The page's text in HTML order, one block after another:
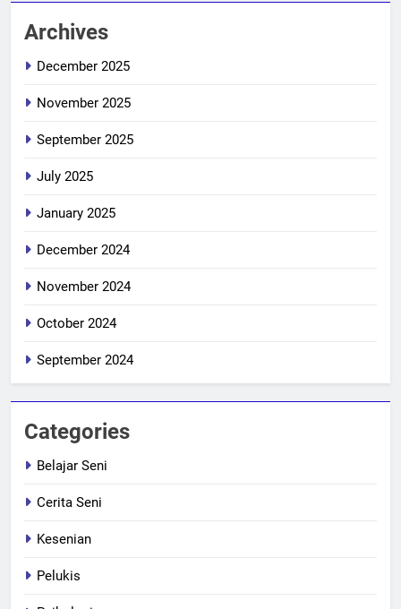
Archives
December 2025
November 2025
September 2025
July 2025
January 2025
December 2024
November 2024
October 2024
September 2024
Categories
Belajar Seni
Cerita Seni
Kesenian
Pelukis